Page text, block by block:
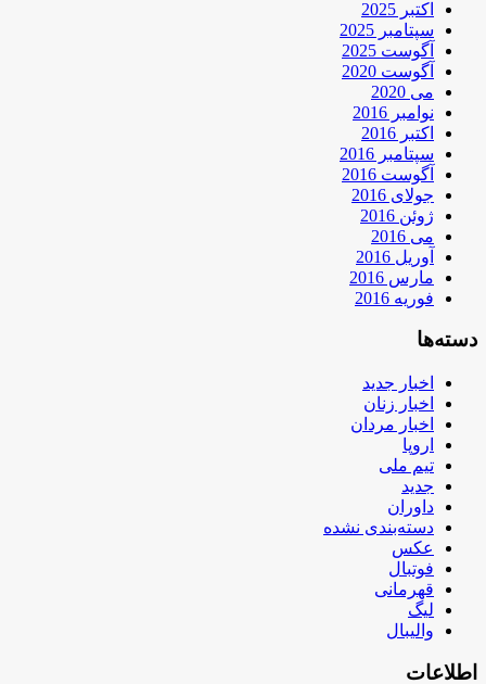
اکتبر 2025
سپتامبر 2025
آگوست 2025
آگوست 2020
می 2020
نوامبر 2016
اکتبر 2016
سپتامبر 2016
آگوست 2016
جولای 2016
ژوئن 2016
می 2016
آوریل 2016
مارس 2016
فوریه 2016
دسته‌ها
اخبار جدید
اخبار زنان
اخبار مردان
اروپا
تیم ملی
جدید
داوران
دسته‌بندی نشده
عکس
فوتبال
قهرمانی
لیگ
والیبال
اطلاعات